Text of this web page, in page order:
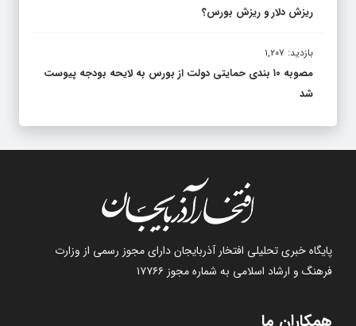
ریزش دلار و ریزش بورس؟
بازدید: ۱,۲۰۷
مصوبه ۱۰ بندی حمایتی دولت از بورس به لایحه بودجه پیوست
شد
پایگاه خبری تحلیلی افتخار آذربایجان دارای مجوز رسمی از وزارت
فرهنگ و ارشاد اسلامی به شماره مجوز ۱۷۷۶۶
همکاران ما